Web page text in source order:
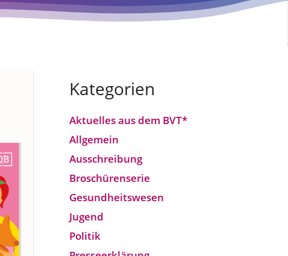
Kategorien
Aktuelles aus dem BVT*
Allgemein
Ausschreibung
Broschürenserie
Gesund­heits­wesen
Jugend
Politik